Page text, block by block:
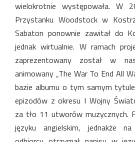
wielokrotnie występowała. W
Przystanku Woodstock w
Sabaton ponownie zawitał do
jednak wirtualnie. W ramach
zaprezentowany został w
animowany „The War To End All
bazie albumu o tym samym
epizodów z okresu I Wojny
za tło 11 utworów muzycznych.
języku angielskim, jednakże